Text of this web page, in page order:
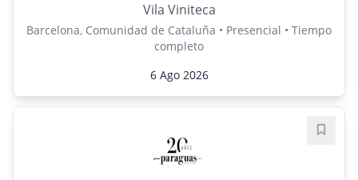
Vila Viniteca
Barcelona, Comunidad de Cataluña • Presencial • Tiempo
completo
6 Ago 2026